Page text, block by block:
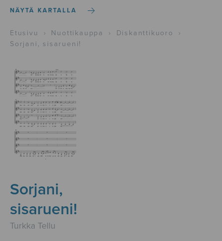
NÄYTÄ KARTALLA
Etusivu › Nuottikauppa › Diskanttikuoro
›
Sorjani, sisarueni!
Sorjani,
sisarueni!
Turkka Tellu